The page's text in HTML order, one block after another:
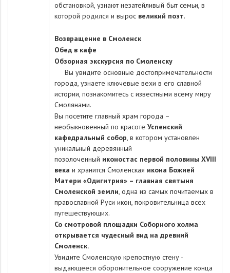
обстановкой, узнают незатейливый быт семьи, в
которой родился и вырос великий поэт.
Возвращение в Смоленск
Обед в кафе
Обзорная экскурсия по Смоленску
Вы увидите основные достопримечательности
города, узнаете ключевые вехи в его славной
истории, познакомитесь с известными всему миру
Смолянами.
Вы посетите главный храм города –
необыкновенный по красоте Успенский
кафедральный собор, в котором установлен
уникальный деревянный
позолоченный иконостас первой половины XVIII
века и хранится Смоленская икона Божией
Матери «Одигитрия» – главная святыня
Смоленской земли, одна из самых почитаемых в
православной Руси икон, покровительница всех
путешествующих.
Со смотровой площадки Соборного холма
открывается чудесный вид на древний
Смоленск.
Увидите Смоленскую крепостную стену -
выдающееся оборонительное сооружение конца